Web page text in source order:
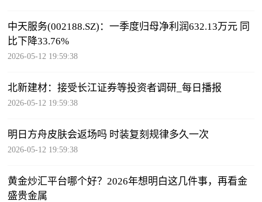
中天服务(002188.SZ)：一季度归母净利润632.13万元 同
比下降33.76%
2026-05-12 19:59:38
北新建材：接受长江证券等投资者调研_每日播报
2026-05-12 19:59:38
明日方舟皮肤会返场吗 时装复刻规律多久一次
2026-05-12 19:59:38
黄金炒汇平台哪个好？2026年想明白这几件事，再看金
盛贵金属